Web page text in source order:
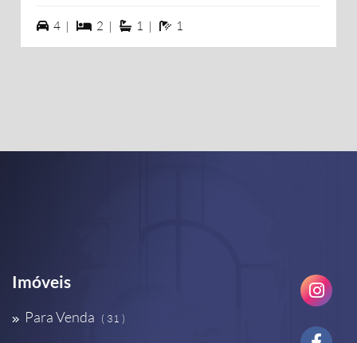
4 vagas na garagem
4 | 2 dormiórios
2 | 1 suítes
1 | 1 banheiros
1
Imóveis
Para Venda ( 31 )